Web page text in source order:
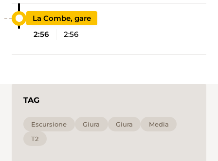
La Combe, gare
2:56
2:56
TAG
Escursione Giura Giura
Media
T2